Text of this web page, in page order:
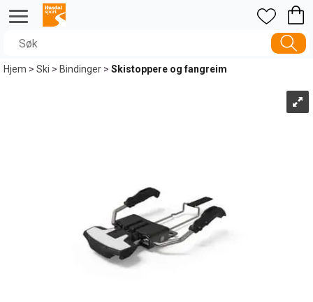
Hjem>Ski>Bindinger>Skistoppere og fangreim